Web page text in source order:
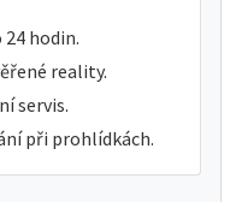
24 hodin.
reality.
servis.
při prohlídkách.